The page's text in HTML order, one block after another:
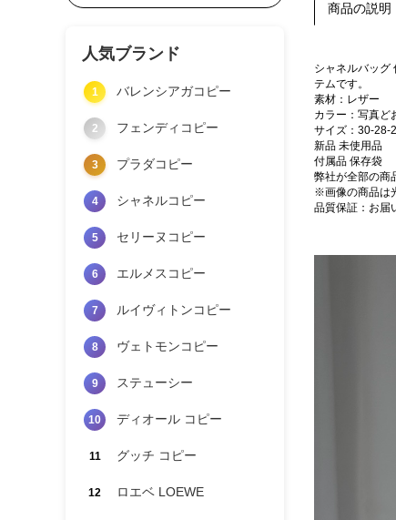
人気ブランド
1 バレンシアガコピー
2 フェンディコピー
3 プラダコピー
4 シャネルコピー
5 セリーヌコピー
6 エルメスコピー
7 ルイヴィトンコピー
8 ヴェトモンコピー
9 ステューシー
10 ディオール コピー
11 グッチ コピー
12 ロエベ LOEWE
商品の説明
シャネルバッグ
テムです。
素材：レザー
カラー：写真ど
サイズ：30-28-
新品 未使用品
付属品 保存袋
弊社が全部の商
※画像の商品は
品質保証：お届